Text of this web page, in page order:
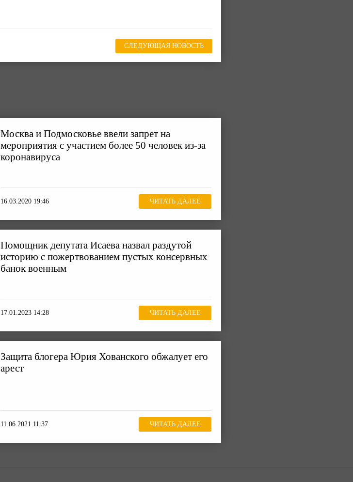
СЛЕДУЮЩАЯ НОВОСТЬ
Москва и Подмосковье ввели запрет на
мероприятия с участием более 50 человек из-за
коронавируса
16.03.2020 19:46 ЧИТАТЬ ДАЛЕЕ
Помощник депутата Исаева назвал раздутой
историю с пожертвованием пустых консервных
банок военным
17.01.2023 14:28 ЧИТАТЬ ДАЛЕЕ
Защита блогера Юрия Хованского обжалует его
арест
11.06.2021 11:37 ЧИТАТЬ ДАЛЕЕ